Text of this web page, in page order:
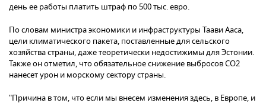
день ее работы платить штраф по 500 тыс. евро.
По словам министра экономики и инфраструктуры Таави Ааса,
цели климатического пакета, поставленные для сельского
хозяйства страны, даже теоретически недостижимы для Эстонии.
Также он отметил, что обязательное снижение выбросов СО2
нанесет урон и морскому сектору страны.
"Причина в том, что если мы внесем изменения здесь, в Европе, и